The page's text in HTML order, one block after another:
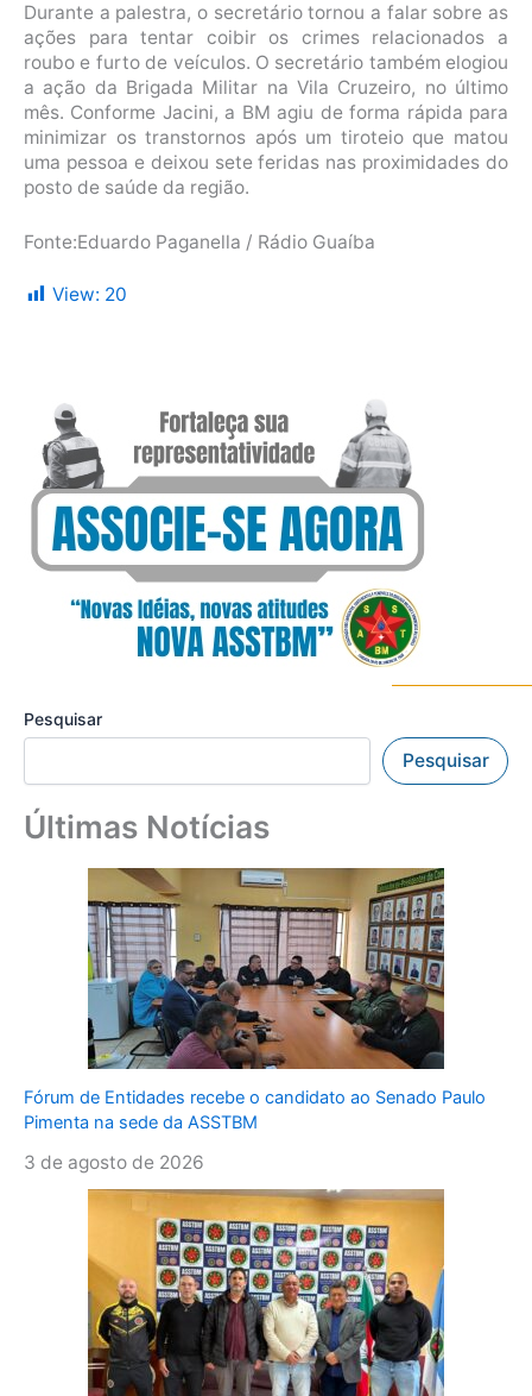
Durante a palestra, o secretário tornou a falar sobre as
ações para tentar coibir os crimes relacionados a
roubo e furto de veículos. O secretário também elogiou
a ação da Brigada Militar na Vila Cruzeiro, no último
mês. Conforme Jacini, a BM agiu de forma rápida para
minimizar os transtornos após um tiroteio que matou
uma pessoa e deixou sete feridas nas proximidades do
posto de saúde da região.
Fonte:Eduardo Paganella / Rádio Guaíba
View: 20
Pesquisar
Pesquisar
Últimas Notícias
Fórum de Entidades recebe o candidato ao Senado Paulo
Pimenta na sede da ASSTBM
3 de agosto de 2026